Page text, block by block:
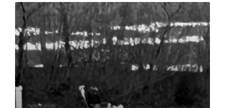
Mehr
erfahren